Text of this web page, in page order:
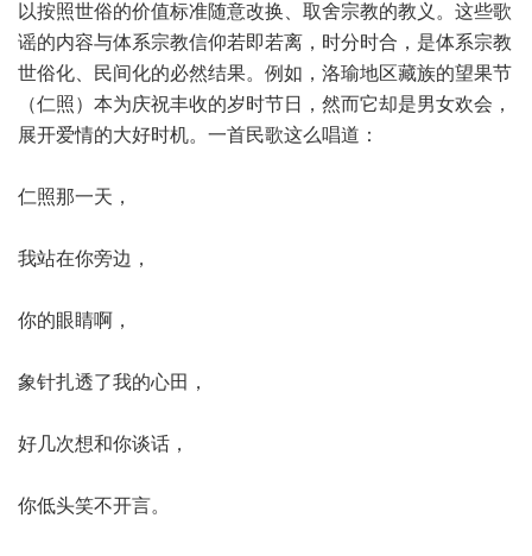
以按照世俗的价值标准随意改换、取舍宗教的教义。这些歌
谣的内容与体系宗教信仰若即若离，时分时合，是体系宗教
世俗化、民间化的必然结果。例如，洛瑜地区藏族的望果节
（仁照）本为庆祝丰收的岁时节日，然而它却是男女欢会，
展开爱情的大好时机。一首民歌这么唱道：
仁照那一天，
我站在你旁边，
你的眼睛啊，
象针扎透了我的心田，
好几次想和你谈话，
你低头笑不开言。